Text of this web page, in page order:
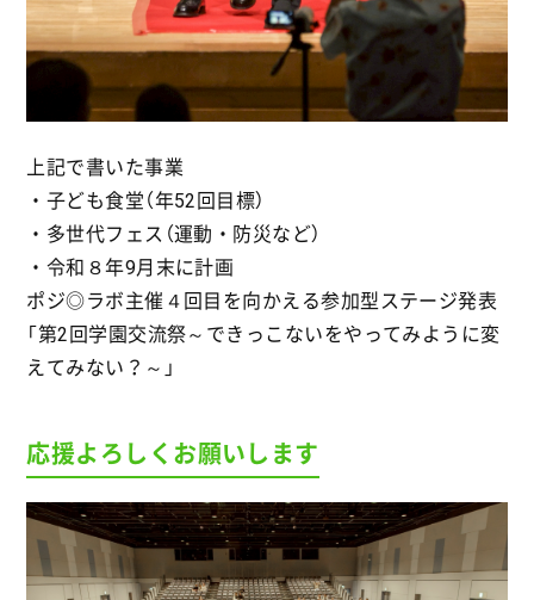
上記で書いた事業
・子ども食堂（年52回目標）
・多世代フェス（運動・防災など）
・令和８年9月末に計画
ポジ◎ラボ主催４回目を向かえる参加型ステージ発表
「第2回学園交流祭～できっこないをやってみように変
えてみない？～」
応援よろしくお願いします